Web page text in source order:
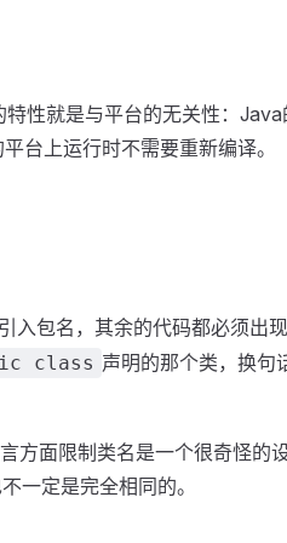
性就是与平台的无关性：Java
台上运行时不需要重新编译。
入包名，其余的代码都必须出
class 声明的那个类，换句
方面限制类名是一个很奇怪的
一定是完全相同的。